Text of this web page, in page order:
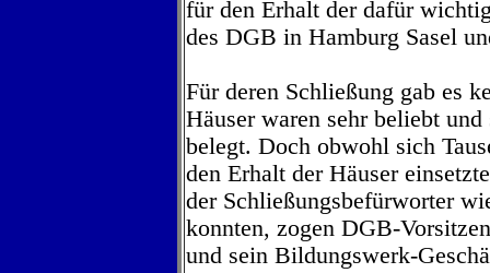
für den Erhalt der dafür
des DGB in Hamburg Sasel
Für deren Schließung gab es
Häuser waren sehr beliebt
belegt. Doch obwohl sich
den Erhalt der Häuser
der Schließungsbefürworter
konnten, zogen DGB-
und sein Bildungswerk-